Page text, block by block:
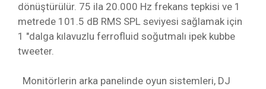
dönüştürülür. 75 ila 20.000 Hz frekans tepkisi ve 1
metrede 101.5 dB RMS SPL seviyesi sağlamak için
1 "dalga kılavuzlu ferrofluid soğutmalı ipek kubbe
tweeter.
Monitörlerin arka panelinde oyun sistemleri, DJ